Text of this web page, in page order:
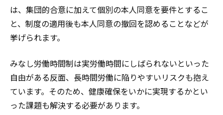
は、集団的合意に加えて個別の本人同意を要件とするこ
と、制度の適用後も本人同意の撤回を認めることなどが
挙げられます。
みなし労働時間制は実労働時間にしばられないといった
自由がある反面、長時間労働に陥りやすいリスクも抱え
ています。そのため、健康確保をいかに実現するかとい
った課題も解決する必要があります。